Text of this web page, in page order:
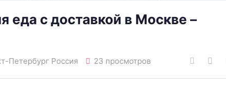
еда с доставкой в Москве –
Петербург Россия 23 просмотров